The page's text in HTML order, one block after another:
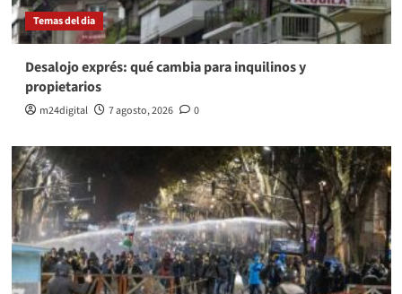
Temas del dia
Desalojo exprés: qué cambia para inquilinos y
propietarios
m24digital 7 agosto, 2026 0